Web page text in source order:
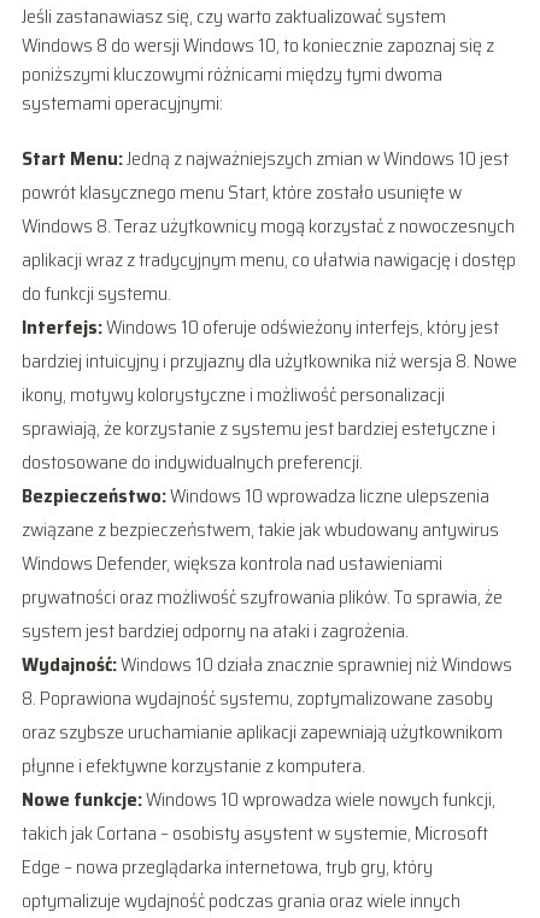
Jeśli zastanawiasz się, czy warto zaktualizować system
Windows 8 do wersji Windows 10, to koniecznie zapoznaj się z
poniższymi kluczowymi różnicami między tymi dwoma
systemami operacyjnymi:
Start Menu:Jedną z najważniejszych zmian w Windows 10 jest
powrót klasycznego menu Start, które zostało usunięte w
Windows 8. Teraz użytkownicy mogą korzystać z nowoczesnych
aplikacji wraz z tradycyjnym menu, co ułatwia nawigację i dostęp
do funkcji systemu.
Interfejs:Windows 10 oferuje odświeżony interfejs, który jest
bardziej intuicyjny i przyjazny dla użytkownika niż wersja 8. Nowe
ikony, motywy kolorystyczne i możliwość personalizacji
sprawiają, że korzystanie z systemu jest bardziej estetyczne i
dostosowane do indywidualnych preferencji.
Bezpieczeństwo:Windows 10 wprowadza liczne ulepszenia
związane z bezpieczeństwem, takie jak wbudowany antywirus
Windows Defender, większa kontrola nad ustawieniami
prywatności oraz możliwość szyfrowania plików. To sprawia, że
system jest bardziej odporny na ataki i zagrożenia.
Wydajność:Windows 10 działa znacznie sprawniej niż Windows
8. Poprawiona wydajność systemu, zoptymalizowane zasoby
oraz szybsze uruchamianie aplikacji zapewniają użytkownikom
płynne i efektywne korzystanie z komputera.
Nowe funkcje:Windows 10 wprowadza wiele nowych funkcji,
takich jak Cortana – osobisty asystent w systemie, Microsoft
Edge – nowa przeglądarka internetowa, tryb gry, który
optymalizuje wydajność podczas grania oraz wiele innych